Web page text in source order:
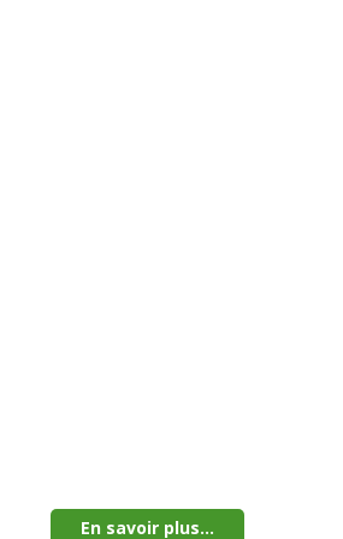
En savoir plus...